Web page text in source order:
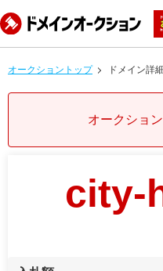
オークショントップ ドメイン詳細
オークショ
city-